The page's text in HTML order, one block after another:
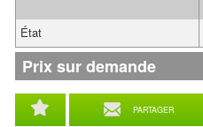
PARTAGER
État
Prix sur demande